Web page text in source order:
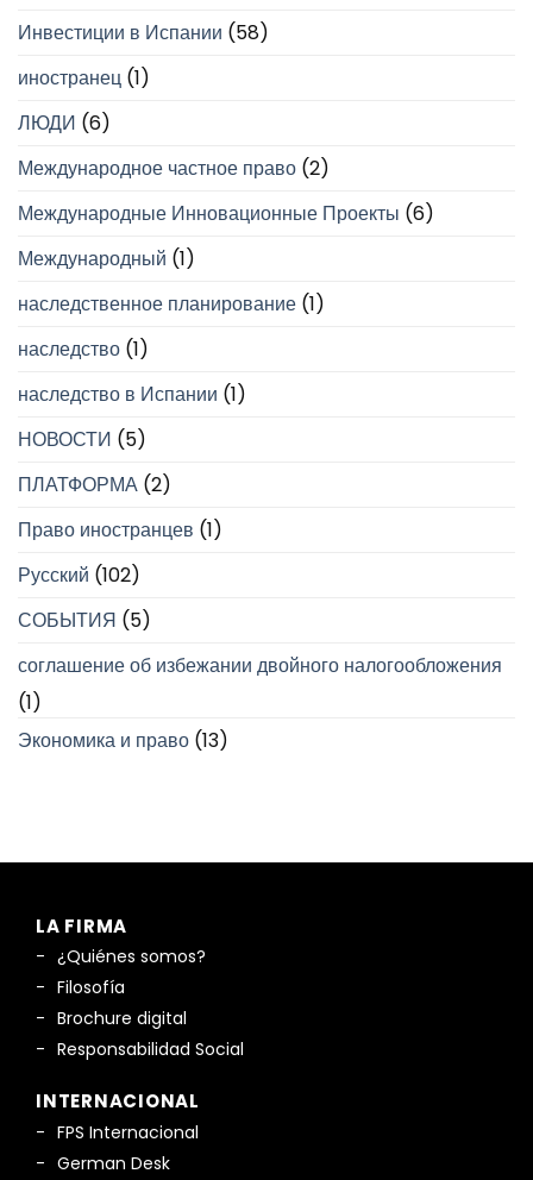
Инвестиции в Испании (58)
иностранец (1)
ЛЮДИ (6)
Международное частное право (2)
Международные Инновационные Проекты (6)
Международный (1)
наследственное планирование (1)
наследство (1)
наследство в Испании (1)
НОВОСТИ (5)
ПЛАТФОРМА (2)
Право иностранцев (1)
Русский (102)
СОБЫТИЯ (5)
соглашение об избежании двойного налогообложения
(1)
Экономика и право (13)
LA FIRMA
¿Quiénes somos?
Filosofía
Brochure digital
Responsabilidad Social
INTERNACIONAL
FPS Internacional
German Desk